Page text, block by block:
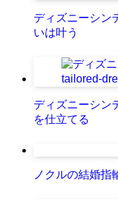
ディズニーシ
いは叶う
ディズニーシ
を仕立てる
ノクルの結婚